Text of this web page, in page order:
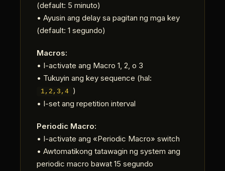
(default: 5 minuto)
• Ayusin ang delay sa pagitan ng mga key
(default: 1 segundo)
Macros:
• I-activate ang Macro 1, 2, o 3
• Tukuyin ang key sequence (hal:
1,2,3,4 )
• I-set ang repetition interval
Periodic Macro:
• I-activate ang «Periodic Macro» switch
• Awtomatikong tatawagin ng system ang
periodic macro bawat 15 segundo